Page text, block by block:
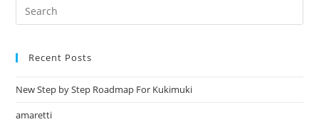
Recent Posts
New Step by Step Roadmap For Kukimuki
amaretti